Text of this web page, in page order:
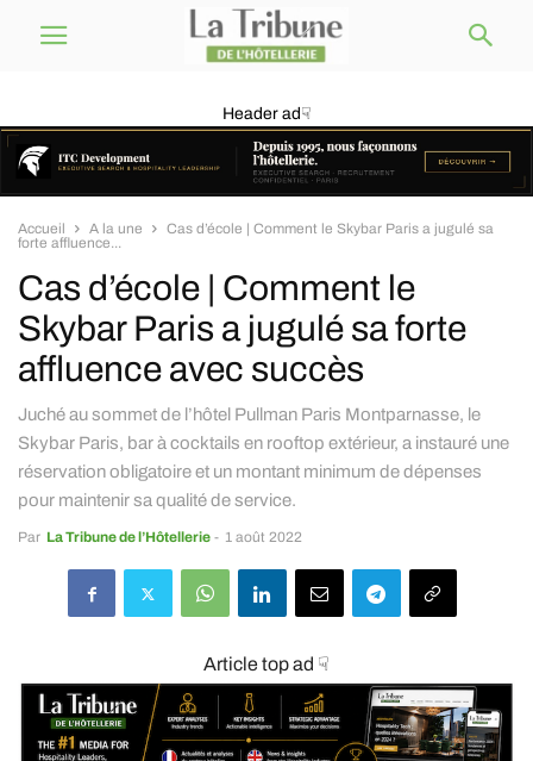
Header ad☟
Accueil A la une
Cas d’école | Comment le Skybar Paris a jugulé sa
forte affluence...
Cas d’école | Comment le
Skybar Paris a jugulé sa forte
affluence avec succès
Juché au sommet de l’hôtel Pullman Paris Montparnasse, le
Skybar Paris, bar à cocktails en rooftop extérieur, a instauré une
réservation obligatoire et un montant minimum de dépenses
pour maintenir sa qualité de service.
Par La Tribune de l’Hôtellerie - 1 août 2022
Article top ad ☟